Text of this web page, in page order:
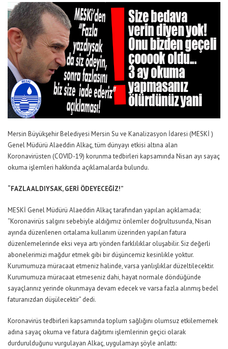
Mersin Büyükşehir Belediyesi Mersin Su ve Kanalizasyon İdaresi (MESKİ )
Genel Müdürü Alaeddin Alkaç, tüm dünyayı etkisi altına alan
Koronavirüsten (COVID-19) korunma tedbirleri kapsamında Nisan ayı sayaç
okuma işlemleri hakkında açıklamalarda bulundu.
“FAZLA ALDIYSAK, GERİ ÖDEYECEĞİZ!”
MESKİ Genel Müdürü Alaeddin Alkaç tarafından yapılan açıklamada;
“Koronavirüs salgını sebebiyle aldığımız önlemler doğrultusunda, Nisan
ayında düzenlenen ortalama kullanım üzerinden yapılan fatura
düzenlemelerinde eksi veya artı yönden farklılıklar oluşabilir. Siz değerli
abonelerimizi mağdur etmek gibi bir düşüncemiz kesinlikle yoktur.
Kurumumuza müracaat etmeniz halinde, varsa yanlışlıklar düzeltilecektir.
Kurumumuza müracaat etmeseniz dahi, hayat normale döndüğünde
sayaçlarınız yerinde okunmaya devam edecek ve varsa fazla alınmış bedel
faturanızdan düşülecektir” dedi.
Koronavirüs tedbirleri kapsamında toplum sağlığını olumsuz etkilememek
adına sayaç okuma ve fatura dağıtımı işlemlerinin geçici olarak
durdurulduğunu vurgulayan Alkaç, uygulamayı şöyle anlattı: